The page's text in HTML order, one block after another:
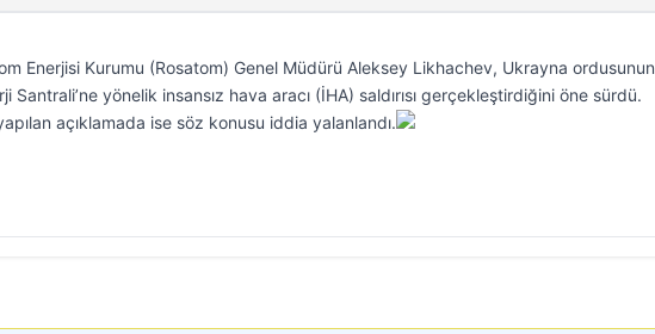
Enerjisi Kurumu (Rosatom) Genel Müdürü Aleksey Likhachev, Ukrayna ordusunun
Santrali’ne yönelik insansız hava aracı (İHA) saldırısı gerçekleştirdiğini öne sürdü.
açıklamada ise söz konusu iddia yalanlandı.